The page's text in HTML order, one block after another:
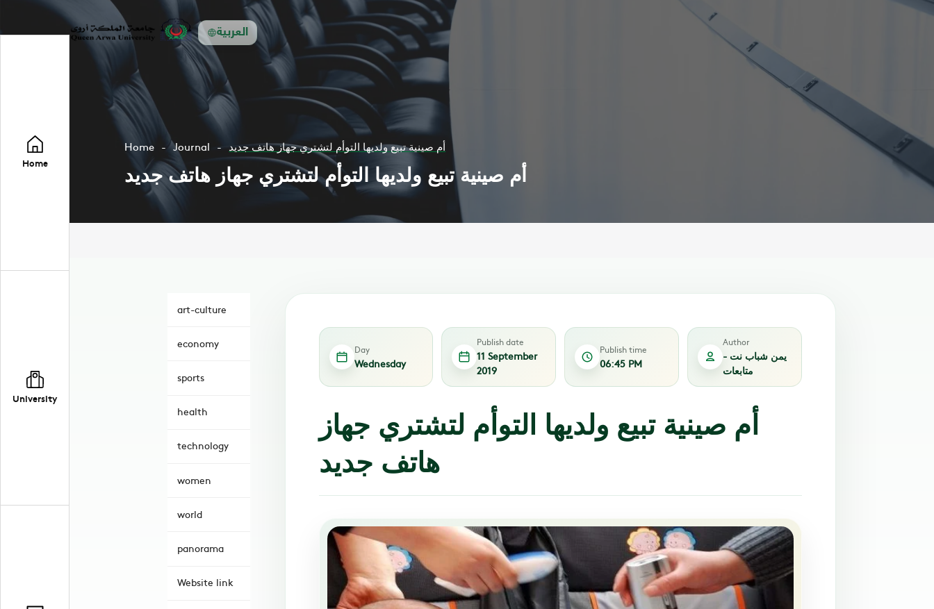
العربية
Home
University
Home Journal أم صينية تبيع ولديها التوأم لتشتري جهاز هاتف جديد
أم صينية تبيع ولديها التوأم لتشتري جهاز هاتف جديد
art-culture
economy
sports
health
technology
women
world
panorama
Website link
Day
Wednesday
Publish date
11 September
2019
Publish time
06:45 PM
Author
يمن شباب نت -
متابعات
أم صينية تبيع ولديها التوأم لتشتري جهاز
هاتف جديد